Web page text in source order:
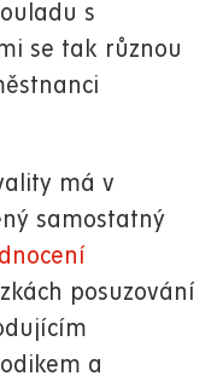
s
se tak různou
má v
samostatný
posuzování
a